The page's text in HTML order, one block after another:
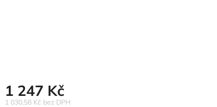
1 247 Kč
1 030,58 Kč bez DPH